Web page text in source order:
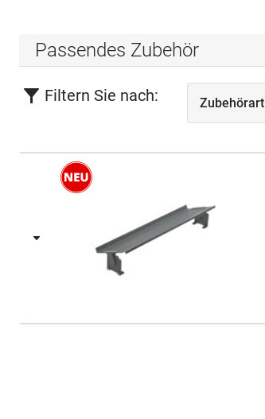
Passendes Zubehör
Filtern Sie nach: Zubehörart